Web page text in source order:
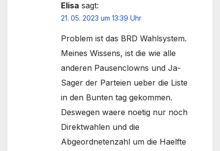
Elisa sagt:
21. 05. 2023 um 13:39 Uhr
Problem ist das BRD Wahlsystem.
Meines Wissens, ist die wie alle
anderen Pausenclowns und Ja-
Sager der Parteien ueber die Liste
in den Bunten tag gekommen.
Deswegen waere noetig nur noch
Direktwahlen und die
Abgeordnetenzahl um die Haelfte